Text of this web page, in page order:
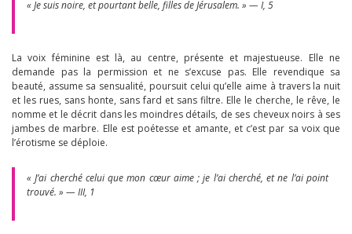
« Je suis noire, et pourtant belle, filles de Jérusalem. » — I, 5
La voix féminine est là, au centre, présente et majestueuse. Elle ne
demande pas la permission et ne s’excuse pas. Elle revendique sa
beauté, assume sa sensualité, poursuit celui qu’elle aime à travers la nuit
et les rues, sans honte, sans fard et sans filtre. Elle le cherche, le rêve, le
nomme et le décrit dans les moindres détails, de ses cheveux noirs à ses
jambes de marbre. Elle est poétesse et amante, et c’est par sa voix que
l’érotisme se déploie.
« J’ai cherché celui que mon cœur aime ; je l’ai cherché, et ne l’ai point
trouvé. » — III, 1